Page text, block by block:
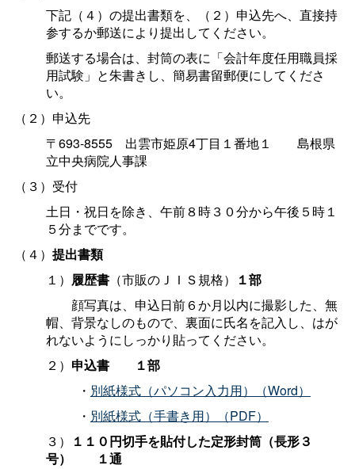
下記（４）の提出書類を、（２）申込先へ、直接持
参するか郵送により提出してください。
郵送する場合は、封筒の表に「会計年度任用職員採
用試験」と朱書きし、簡易書留郵便にしてくださ
い。
（２）申込先
〒693-8555 出雲市姫原4丁目１番地１ 島根県
立中央病院人事課
（３）受付
土日・祝日を除き、午前８時３０分から午後５時１
５分までです。
（４） 提出書類
１） 履歴書（市販のＪＩＳ規格）
１部
顔写真は、申込日前６か月以内に撮影した、無
帽、背景なしのもので、裏面に氏名を記入し、はが
れないようにしっかり貼ってください。
２） 申込書
１部
・ 別紙様式（パソコン入力用）（Word）
・ 別紙様式（手書き用）（PDF）
３）
１１０円切手を貼付した定形封筒（長形３
号）
１通